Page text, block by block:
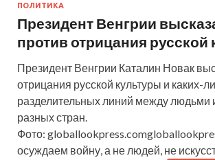
ПОЛИТИКА
Президент Венгрии
против отрицания русской
Президент Венгрии Каталин Новак
отрицания русской культуры и каких-
разделительных линий между людьми
разных стран.
Фото:
осуждаем войну, а не людей, не